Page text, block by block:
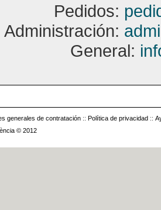
Pedidos:
Administración:
General:
generales de contratación :: Política de privacidad ::
© 2012